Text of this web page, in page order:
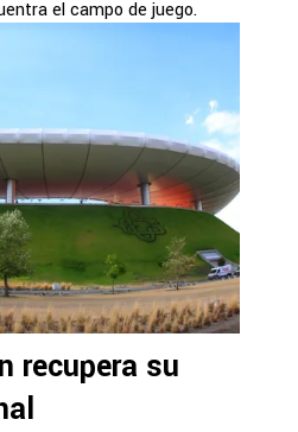
el campo de juego.
recupera su